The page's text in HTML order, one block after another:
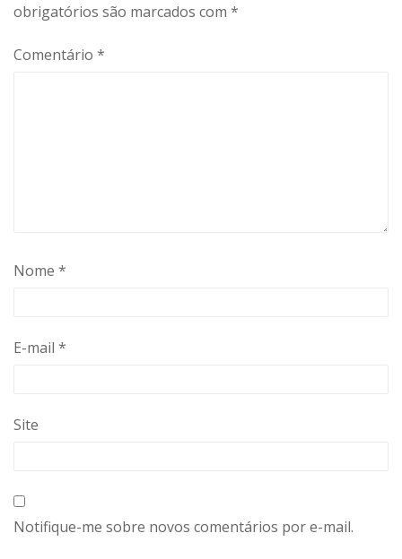
obrigatórios são marcados com *
Comentário *
Nome *
E-mail *
Site
Notifique-me sobre novos comentários por e-mail.